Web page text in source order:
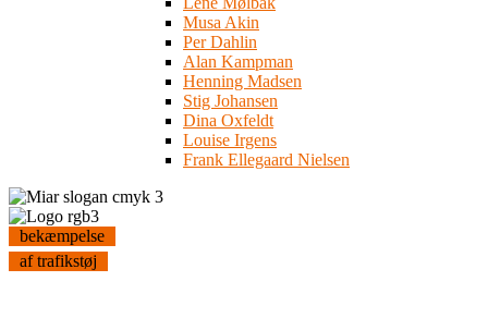
Musa Akin
Per Dahlin
Alan Kampman
Henning Madsen
Stig Johansen
Dina Oxfeldt
Louise Irgens
Frank Ellegaard Nielsen
bekæmpelse
af trafikstøj